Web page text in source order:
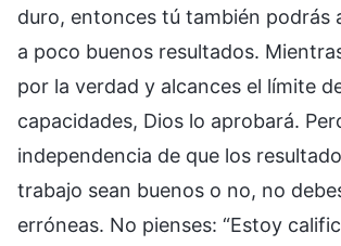
duro, entonces tú también podrás
a poco buenos resultados.
por la verdad y alcances el límite
capacidades, Dios lo aprobará.
independencia de que los
trabajo sean buenos o no, no
erróneas. No pienses: “Estoy